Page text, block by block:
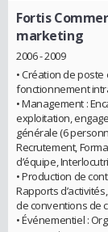
Fortis
marketing
2006 - 2009
• Création de
fonctionnement
• Management :
exploitation,
générale (6
Recrutement,
d’équipe,
• Production de
Rapports
de conventions de
• Événementiel :